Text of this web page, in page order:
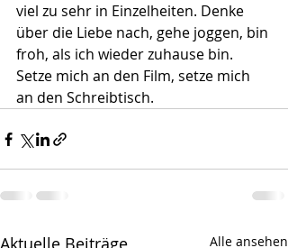
viel zu sehr in Einzelheiten. Denke
über die Liebe nach, gehe joggen, bin
froh, als ich wieder zuhause bin.
Setze mich an den Film, setze mich
an den Schreibtisch.
Aktuelle Beiträge Alle ansehen